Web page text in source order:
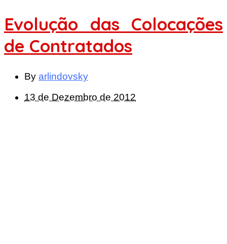
Evolução das Colocações
de Contratados
By arlindovsky
13 de Dezembro de 2012